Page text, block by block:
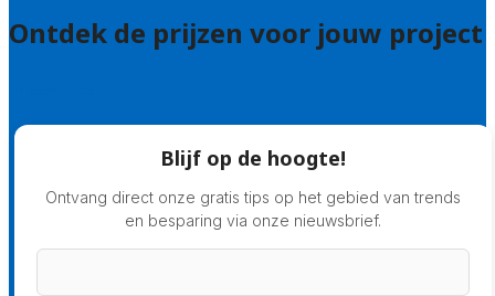
Ontdek de prijzen voor jouw project
Blijf op de hoogte!
Ontvang direct onze gratis tips op het gebied van trends
en besparing via onze nieuwsbrief.